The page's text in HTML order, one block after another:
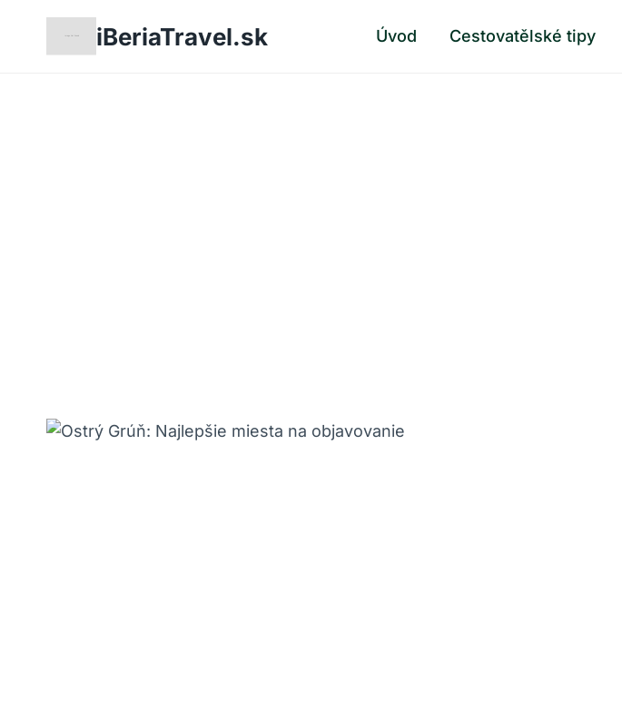
iBeriaTravel.sk Úvod Cestovatělské tipy